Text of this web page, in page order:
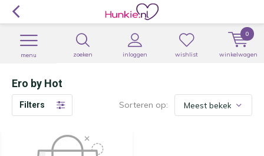
zoeken inloggen
menu wishlist winkelwagen
0
Ero by Hot
Filters Sorteren op: